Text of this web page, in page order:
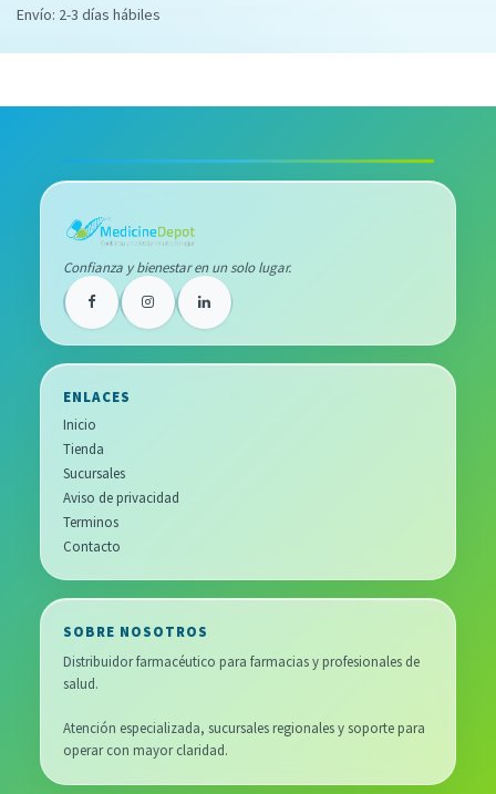
Envío: 2-3 días hábiles
Confianza y bienestar en un solo lugar.
ENLACES
Inicio
Tienda
Sucursales
Aviso de privacidad
Terminos
Contacto
SOBRE NOSOTROS
Distribuidor farmacéutico para farmacias y profesionales de
salud.
Atención especializada, sucursales regionales y soporte para
operar con mayor claridad.